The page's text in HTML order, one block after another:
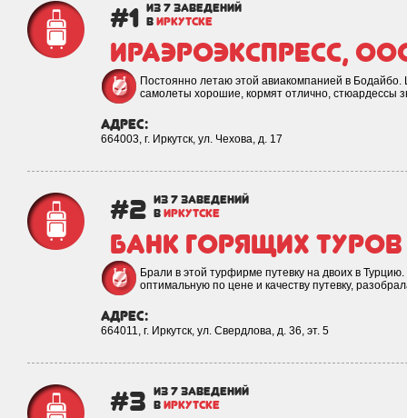
#1 из 7 заведений
в ИРКУТСКЕ
ИрАэроЭкспресс,
Постоянно летаю этой авиакомпанией в
самолеты хорошие, кормят отлично, стюардессы
адрес:
664003, г. Иркутск, ул. Чехова, д. 17
#2 из 7 заведений
в ИРКУТСКЕ
Банк горящих туров
Брали в этой турфирме путевку на двоих в
оптимальную по цене и качеству путевку,
адрес:
664011, г. Иркутск, ул. Свердлова, д. 36, эт. 5
#3 из 7 заведений
в ИРКУТСКЕ